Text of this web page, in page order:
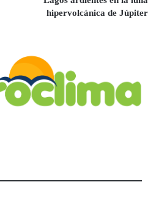
hipervolcánica de Júpiter